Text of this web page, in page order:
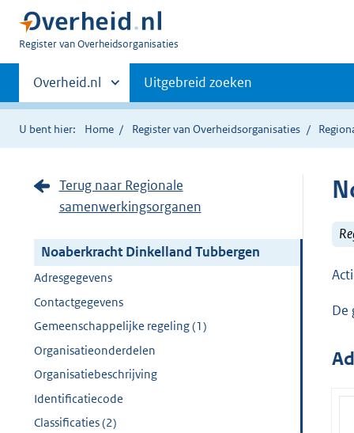
U
Register van Overheidsorganisaties
Primaire
navigatie
Andere
sites
binnen
Overheid.nl Uitgebreid zoeken
U bent hier: Home Register van Overheidsorganisaties
Terug naar Regionale
samenwerkingsorganen
Noaberkracht Dinkelland Tubbergen
Adresgegevens
Contactgegevens
Gemeenschappelijke regeling (1)
Organisatieonderdelen
Organisatiebeschrijving
Identificatiecode
Classificaties (2)
De